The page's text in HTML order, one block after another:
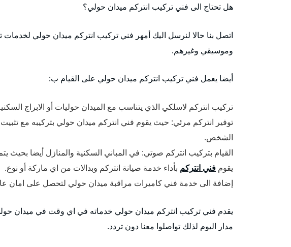
هل تحتاج الى فني تركيب انتركم ميدان حولي؟
اتصل بنا حالا لنرسل اليك أمهر فني تركيب انتركم ميدان حولي
وموسيقي وغيرهم.
أيضا يعمل فني تركيب انتركم ميدان حولي على القيام ب:
تركيب انتركم لاسلكي الذي يتناسب مع الميدان حوليات أو الابراج
توفير انتركم مرئي: حيث يقوم فني انتركم ميدان حولي بتركيبه مع
الشخص.
القيام بتركيب انتركم صوتي: في المباني السكنية والمنازل أيضا
يقوم فني انتركم بأداء خدمة صيانة انتركم وبدالات من اي ماركة أو نوع.
إضافة الى خدمة فني كاميرات مراقبة ميدان حولي لتحصل على امان
يقدم فني تركيب انتركم ميدان حولي خدماته في اي وقت في ميدان
مدار اليوم لذلك تواصلوا معنا دون تردد.